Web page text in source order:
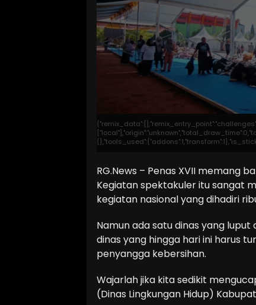
RG.News – Penas XVII memang
Kegiatan spektakuler itu sangat
kegiatan nasional yang dihadiri
Namun ada satu dinas yang
dinas yang hingga hari ini harus
penyangga kebersihan.
Wajarlah jika kita sedikit
(Dinas Lingkungan Hidup)